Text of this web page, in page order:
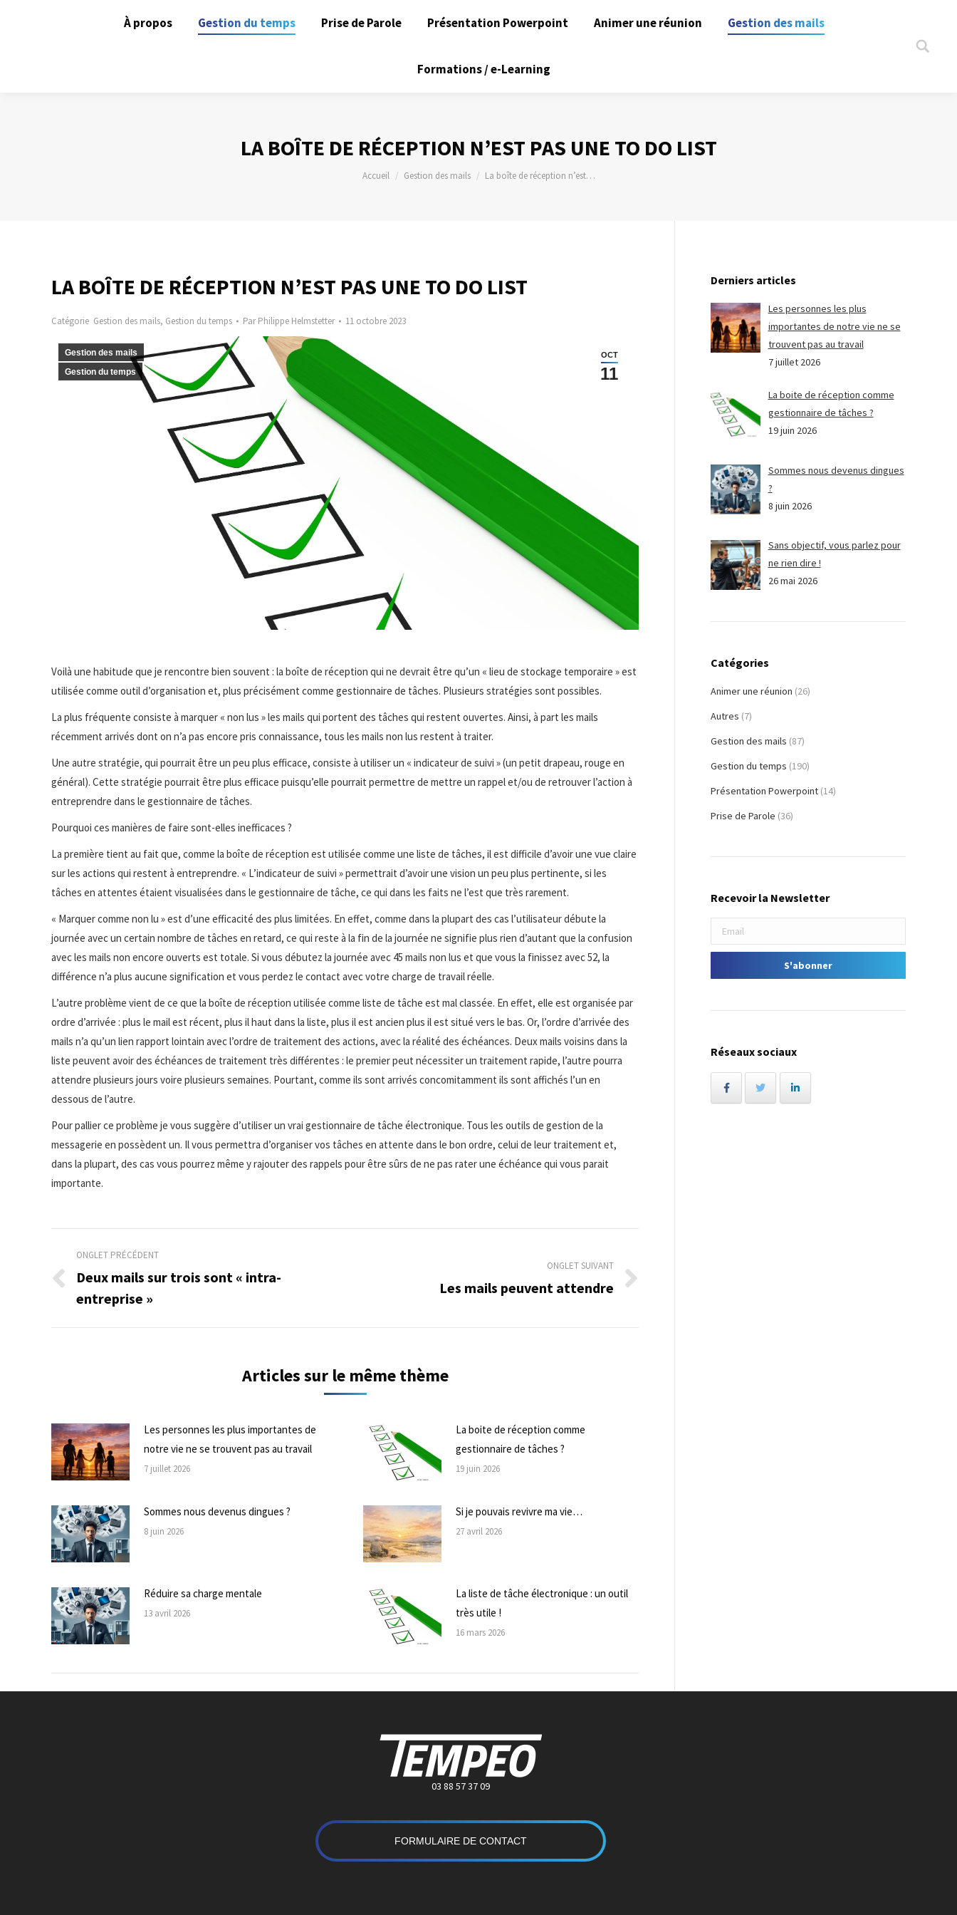
À propos Gestion du temps Prise de Parole Présentation Powerpoint Animer une réunion Gestion des mails
Formations / e-Learning
Search:
LA BOÎTE DE RÉCEPTION N’EST PAS UNE TO DO LIST
Vous êtes ici :
Accueil Gestion des mails La boîte de réception n’est…
LA BOÎTE DE RÉCEPTION N’EST PAS UNE TO DO LIST
Catégorie Gestion des mails, Gestion du temps ParPhilippe Helmstetter 11 octobre 2023
OCT
11
Gestion des mails
Gestion du temps
Voilà une habitude que je rencontre bien souvent : la boîte de réception qui ne devrait être qu’un « lieu de stockage temporaire » est
utilisée comme outil d’organisation et, plus précisément comme gestionnaire de tâches. Plusieurs stratégies sont possibles.
La plus fréquente consiste à marquer « non lus » les mails qui portent des tâches qui restent ouvertes. Ainsi, à part les mails
récemment arrivés dont on n’a pas encore pris connaissance, tous les mails non lus restent à traiter.
Une autre stratégie, qui pourrait être un peu plus efficace, consiste à utiliser un « indicateur de suivi » (un petit drapeau, rouge en
général). Cette stratégie pourrait être plus efficace puisqu’elle pourrait permettre de mettre un rappel et/ou de retrouver l’action à
entreprendre dans le gestionnaire de tâches.
Pourquoi ces manières de faire sont-elles inefficaces ?
La première tient au fait que, comme la boîte de réception est utilisée comme une liste de tâches, il est difficile d’avoir une vue claire
sur les actions qui restent à entreprendre. « L’indicateur de suivi » permettrait d’avoir une vision un peu plus pertinente, si les
tâches en attentes étaient visualisées dans le gestionnaire de tâche, ce qui dans les faits ne l’est que très rarement.
« Marquer comme non lu » est d’une efficacité des plus limitées. En effet, comme dans la plupart des cas l’utilisateur débute la
journée avec un certain nombre de tâches en retard, ce qui reste à la fin de la journée ne signifie plus rien d’autant que la confusion
avec les mails non encore ouverts est totale. Si vous débutez la journée avec 45 mails non lus et que vous la finissez avec 52, la
différence n’a plus aucune signification et vous perdez le contact avec votre charge de travail réelle.
L’autre problème vient de ce que la boîte de réception utilisée comme liste de tâche est mal classée. En effet, elle est organisée par
ordre d’arrivée : plus le mail est récent, plus il haut dans la liste, plus il est ancien plus il est situé vers le bas. Or, l’ordre d’arrivée des
mails n’a qu’un lien rapport lointain avec l’ordre de traitement des actions, avec la réalité des échéances. Deux mails voisins dans la
liste peuvent avoir des échéances de traitement très différentes : le premier peut nécessiter un traitement rapide, l’autre pourra
attendre plusieurs jours voire plusieurs semaines. Pourtant, comme ils sont arrivés concomitamment ils sont affichés l’un en
dessous de l’autre.
Pour pallier ce problème je vous suggère d’utiliser un vrai gestionnaire de tâche électronique. Tous les outils de gestion de la
messagerie en possèdent un. Il vous permettra d’organiser vos tâches en attente dans le bon ordre, celui de leur traitement et,
dans la plupart, des cas vous pourrez même y rajouter des rappels pour être sûrs de ne pas rater une échéance qui vous parait
importante.
Navigation
de
commentaire
ONGLET PRÉCÉDENT
Onglet
précédent
Deux mails sur trois sont « intra-
entreprise »
ONGLET SUIVANT
Les mails peuvent attendre
Articles sur le même thème
Les personnes les plus importantes de
notre vie ne se trouvent pas au travail
7 juillet 2026
La boite de réception comme
gestionnaire de tâches ?
19 juin 2026
Sommes nous devenus dingues ?
8 juin 2026
Si je pouvais revivre ma vie…
27 avril 2026
Réduire sa charge mentale
13 avril 2026
La liste de tâche électronique : un outil
très utile !
16 mars 2026
Derniers articles
Les personnes les plus
importantes de notre vie ne se
trouvent pas au travail
7 juillet 2026
La boite de réception comme
gestionnaire de tâches ?
19 juin 2026
Sommes nous devenus dingues
?
8 juin 2026
Sans objectif, vous parlez pour
ne rien dire !
26 mai 2026
Catégories
Animer une réunion (26)
Autres (7)
Gestion des mails (87)
Gestion du temps (190)
Présentation Powerpoint (14)
Prise de Parole (36)
Recevoir la Newsletter
Réseaux sociaux
03 88 57 37 09
FORMULAIRE DE CONTACT